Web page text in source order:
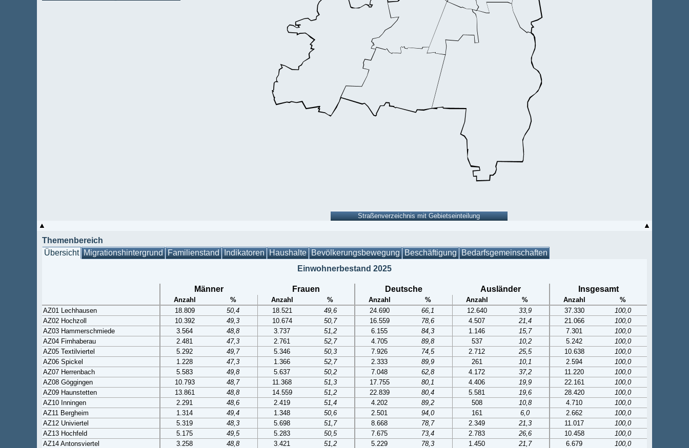
Themenbereich
Übersicht Migrationshintergrund Familienstand Indikatoren Haushalte Bevölkerungsbewegung Beschäftigung Bedarfsgemeinschaften
Einwohnerbestand 2025
Männer Frauen Deutsche Ausländer Insgesamt
Anzahl % Anzahl % Anzahl % Anzahl % Anzahl
%
AZ01 Lechhausen
18.809 50,4 18.521 49,6 24.690 66,1 12.640 33,9 37.330
100,0
AZ02 Hochzoll
10.392 49,3 10.674 50,7 16.559 78,6 4.507 21,4 21.066
100,0
AZ03 Hammerschmiede
3.564 48,8 3.737 51,2 6.155 84,3 1.146 15,7 7.301
100,0
AZ04 Firnhaberau
2.481 47,3 2.761 52,7 4.705 89,8 537 10,2 5.242
100,0
AZ05 Textilviertel
5.292 49,7 5.346 50,3 7.926 74,5 2.712 25,5 10.638
100,0
AZ06 Spickel
1.228 47,3 1.366 52,7 2.333 89,9 261 10,1 2.594
100,0
AZ07 Herrenbach
5.583 49,8 5.637 50,2 7.048 62,8 4.172 37,2 11.220
100,0
AZ08 Göggingen
10.793 48,7 11.368 51,3 17.755 80,1 4.406 19,9 22.161
100,0
AZ09 Haunstetten
13.861 48,8 14.559 51,2 22.839 80,4 5.581 19,6 28.420
100,0
AZ10 Inningen
2.291 48,6 2.419 51,4 4.202 89,2 508 10,8 4.710
100,0
AZ11 Bergheim
1.314 49,4 1.348 50,6 2.501 94,0 161 6,0 2.662
100,0
AZ12 Univiertel
5.319 48,3 5.698 51,7 8.668 78,7 2.349 21,3 11.017
100,0
AZ13 Hochfeld
5.175 49,5 5.283 50,5 7.675 73,4 2.783 26,6 10.458
100,0
AZ14 Antonsviertel
3.258 48,8 3.421 51,2 5.229 78,3 1.450 21,7 6.679 100,0